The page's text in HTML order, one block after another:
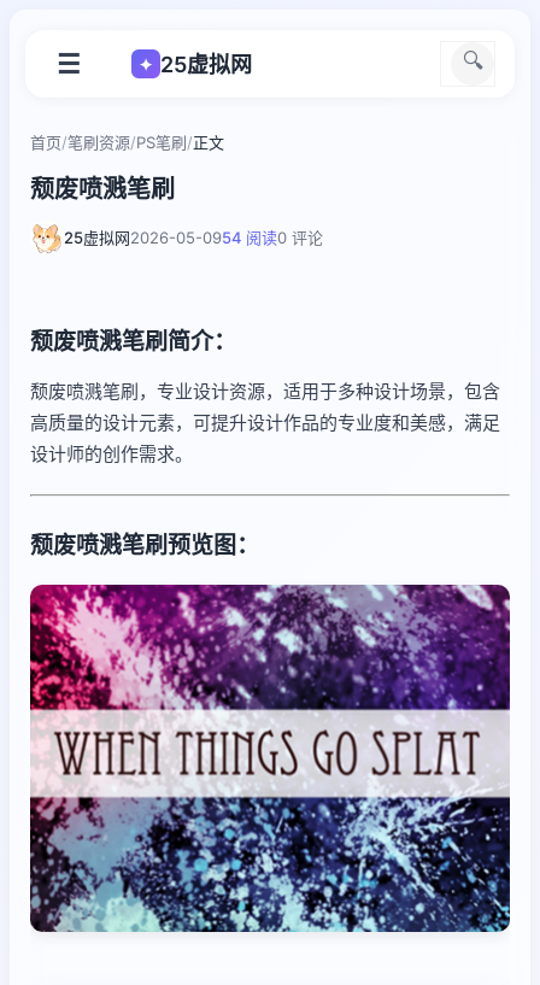
☰ ✦ 25虚拟网 🔍
首页/笔刷资源/PS笔刷/正文
颓废喷溅笔刷
25虚拟网2026-05-0954 阅读0 评论
颓废喷溅笔刷简介：
颓废喷溅笔刷，专业设计资源，适用于多种设计场景，包含
高质量的设计元素，可提升设计作品的专业度和美感，满足
设计师的创作需求。
颓废喷溅笔刷预览图：